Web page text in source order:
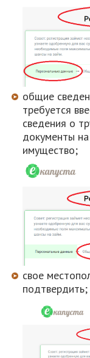
общие
требуется
сведения о
документы
имущество;
свое
подтвердить;